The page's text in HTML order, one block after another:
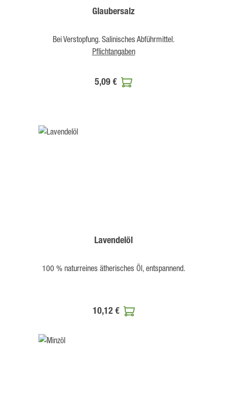
Glaubersalz
Pflichtangaben
5,09 €
Lavendelöl
100 % naturreines ätherisches Öl, entspannend.
10,12 €